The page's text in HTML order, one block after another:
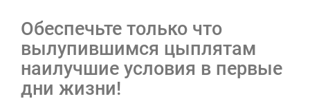
Обеспечьте только что
вылупившимся цыплятам
наилучшие условия в первые
дни жизни!